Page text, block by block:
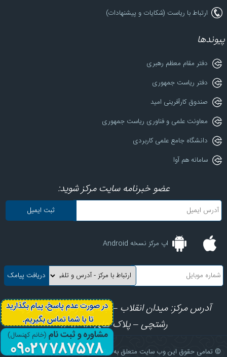
ارتباط با ریاست (شکایات و پیشنهادات)
پیوندها
دفتر مقام معظم رهبری
دفتر ریاست جمهوری
صندوق کارآفرینی امید
معاونت علمی و فناوری ریاست جمهوری
دانشگاه جامع علمی کاربردی
سامانه هم آوا
عضو خبرنامه سایت مرکز شوید:
اپ مرکز نسخه Android
آدرس مرکز: میدان انقلاب – ابتدای کارگرجنوبی – کوچه
رشتچی – پلاک های 8، 10، 12
© تمامی حقوق این وب سایت متعلق به مرکز آموزش علمی کاربردی فرهنگ و هنر